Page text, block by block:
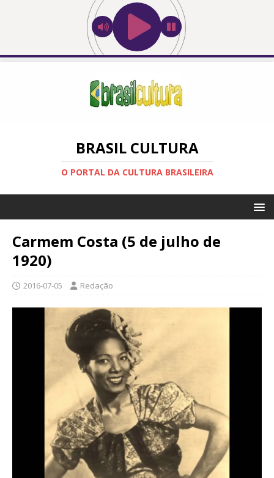
BRASIL CULTURA
O PORTAL DA CULTURA BRASILEIRA
Carmem Costa (5 de julho de
1920)
2016-07-05 Redação